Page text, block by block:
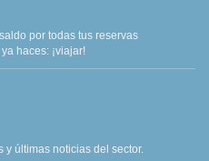
por todas tus reservas
haces: ¡viajar!
y últimas noticias del sector.